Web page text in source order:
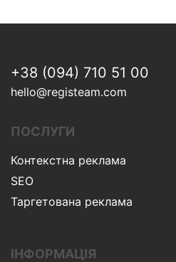
+38 (094) 710 51 00
hello@registeam.com
ПОСЛУГИ
Контекстна реклама
SEO
Таргетована реклама
ІНФОРМАЦІЯ